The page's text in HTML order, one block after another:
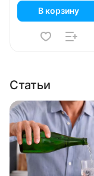
В корзину
Статьи